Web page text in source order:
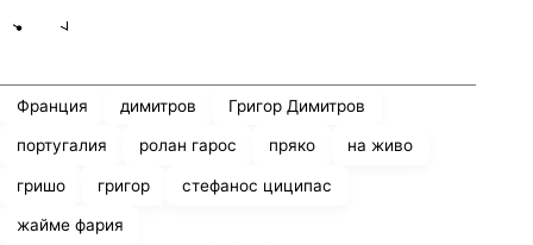
Франция димитров Григор Димитров
португалия ролан гарос пряко на живо
гришо григор стефанос циципас
жайме фария